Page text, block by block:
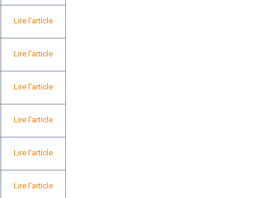
Lire l'article
Lire l'article
Lire l'article
Lire l'article
Lire l'article
Lire l'article